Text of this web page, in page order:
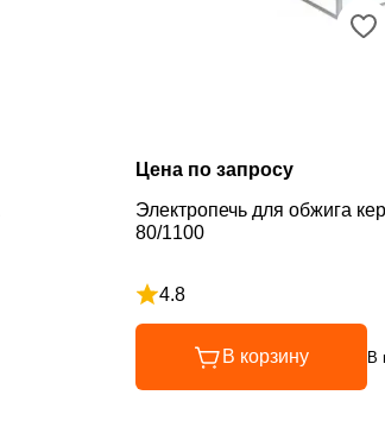
Цена по запросу
Электропечь для обжига
80/1100
4.8
Рейтинг 4.8 из 5
В корзину В